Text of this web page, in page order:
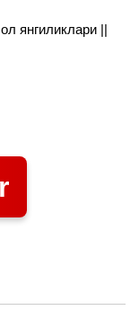
янгиликлари ||